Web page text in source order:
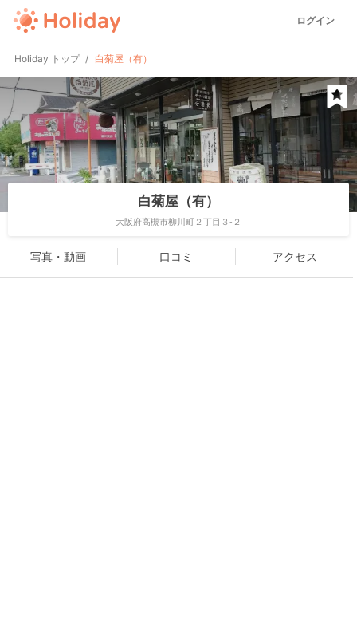
ログイン
Holiday トップ 白菊屋（有）
白菊屋（有）
大阪府高槻市柳川町２丁目３-２
写真・動画 口コミ アクセス